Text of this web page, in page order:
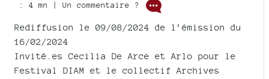
: 4 mn | Un commentaire ?
Rediffusion le 09/08/2024 de l’émission du
16/02/2024
Invité.es Cecilia De Arce et Arlo pour le
Festival DIAM et le collectif Archives